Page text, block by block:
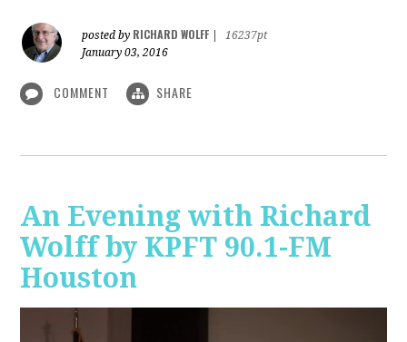
posted by RICHARD WOLFF
16237pt
January 03, 2016
COMMENT SHARE
An Evening with Richard
Wolff by KPFT 90.1-FM
Houston